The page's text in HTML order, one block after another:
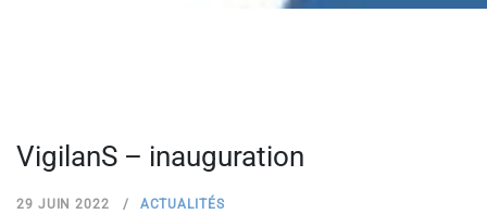
VigilanS – inauguration
29 JUIN 2022 ACTUALITÉS